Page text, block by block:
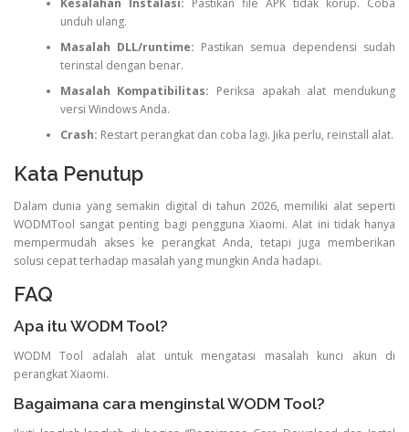
Kesalahan Instalasi: Pastikan file APK tidak korup. Coba
unduh ulang.
Masalah DLL/runtime: Pastikan semua dependensi sudah
terinstal dengan benar.
Masalah Kompatibilitas: Periksa apakah alat mendukung
versi Windows Anda.
Crash: Restart perangkat dan coba lagi. Jika perlu, reinstall alat.
Kata Penutup
Dalam dunia yang semakin digital di tahun 2026, memiliki alat seperti
WODMTool sangat penting bagi pengguna Xiaomi. Alat ini tidak hanya
mempermudah akses ke perangkat Anda, tetapi juga memberikan
solusi cepat terhadap masalah yang mungkin Anda hadapi.
FAQ
Apa itu WODM Tool?
WODM Tool adalah alat untuk mengatasi masalah kunci akun di
perangkat Xiaomi.
Bagaimana cara menginstal WODM Tool?